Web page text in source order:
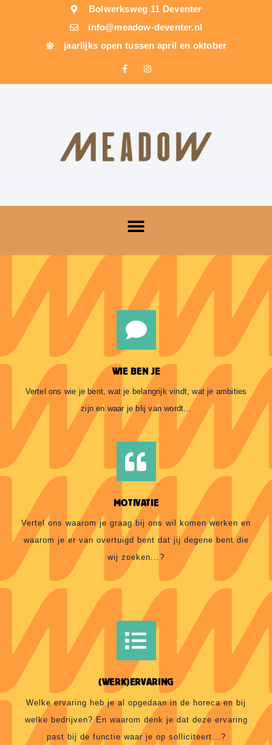
Bolwerksweg 11 Deventer
info@meadow-deventer.nl
jaarlijks open tussen april en oktober
WIE BEN JE
Vertel ons wie je bent, wat je belangrijk vindt, wat je ambities
zijn en waar je blij van wordt...
MOTIVATIE
Vertel ons waarom je graag bij ons wil komen werken en
waarom je er van overtuigd bent dat jij degene bent die
wij zoeken...?
(WERK)ERVARING
Welke ervaring heb je al opgedaan in de horeca en bij
welke bedrijven? En waarom denk je dat deze ervaring
past bij de functie waar je op solliciteert...?